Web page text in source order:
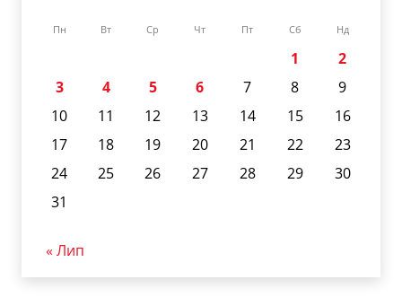
Пн Вт Ср Чт Пт Сб Нд
1
2
3
4 5 6 7 8
9
10
11 12 13 14 15
16
17
18 19 20 21 22
23
24
25 26 27 28 29
30
31
« Лип